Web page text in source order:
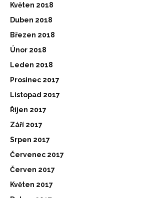
Květen 2018
Duben 2018
Březen 2018
Únor 2018
Leden 2018
Prosinec 2017
Listopad 2017
Říjen 2017
Září 2017
Srpen 2017
Červenec 2017
Červen 2017
Květen 2017